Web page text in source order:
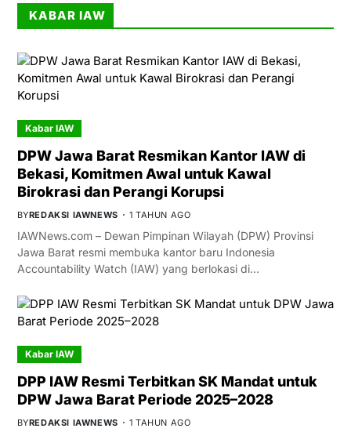
KABAR IAW
Kabar IAW
DPW Jawa Barat Resmikan Kantor IAW di
Bekasi, Komitmen Awal untuk Kawal
Birokrasi dan Perangi Korupsi
BYREDAKSI IAWNEWS 1 TAHUN AGO
IAWNews.com – Dewan Pimpinan Wilayah (DPW) Provinsi
Jawa Barat resmi membuka kantor baru Indonesia
Accountability Watch (IAW) yang berlokasi di…
Kabar IAW
DPP IAW Resmi Terbitkan SK Mandat untuk
DPW Jawa Barat Periode 2025–2028
BYREDAKSI IAWNEWS 1 TAHUN AGO